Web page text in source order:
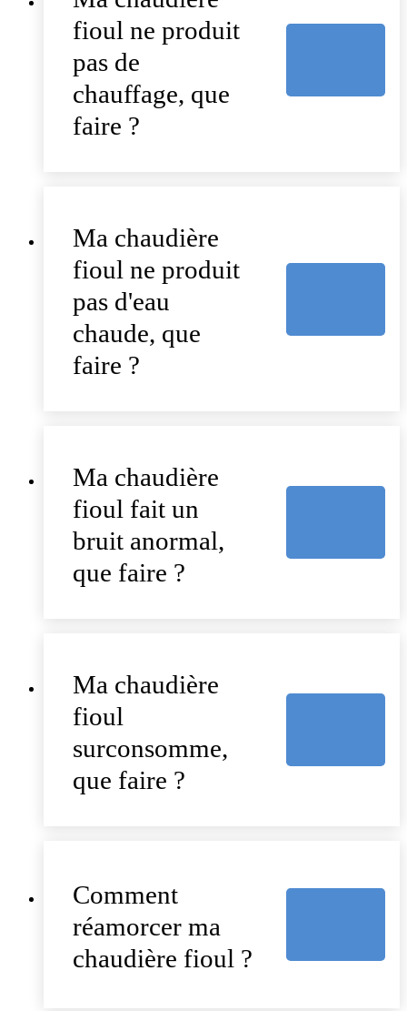
fioul ne produit
pas de
chauffage, que
faire ?
Ma chaudière
fioul ne produit
pas d'eau
chaude, que
faire ?
Ma chaudière
fioul fait un
bruit anormal,
que faire ?
Ma chaudière
fioul
surconsomme,
que faire ?
Comment
réamorcer ma
chaudière fioul ?